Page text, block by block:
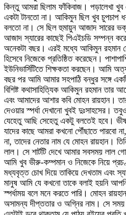
কিন্তু আমরা ছিলাম ফাঁকিবাজ। পড়ালেখা
একটা টানতো না। আকিমুন ছিল খুব চুপচাপ
বলতো না। সে ছিল হুমায়ুন আজাদ সারের
আজাদ স্যারের কাছেই পিএইচডি সম্পন্ন
অনেকটা বছর। এরই মধ্যে আকিমুন রহমান
হিসেবে নিজেকে প্রতিষ্ঠিত করেছেন। পাশাপাশি
ইউনিভার্সিটিতে শিক্ষকতা করছেন। আমি
বছর পর আমি আমার সহপাঠি বন্ধুর সঙ্গে
বিশিষ্ট কথাসাহিত্যিক আকিমুন রহমান তার
এবং আমাদের আশার কবি মোহন রায়হান।
দেওয়ার স্পর্ধা দেখানো খুবই দুঃসাহসের।
যেহেতু আছি সেহেতু একটু বলতেই হবে। ভীষণ
যাদের কাছে আমরা কখনো পৌঁছাতে পারবো
না, তাদের নেতার নাম যে মোহন রায়হান।
লাল। সে শার্টটি দেখে আমার সবসময় লাল
আমি খুব ভীরু-কম্পমান ও নিজেকে নিয়ে
মধ্যবৃত্ত চোখ দিয়ে তাকিয়ে দেখতাম এবং
মানুষ আমি যে কখনো তাকে বলাই হয়নি
স্পর্ধাময় বলে মনে করতে পারি। মোহন
অসামন্য দীপ্ততার ও অগ্নির নাম। সে সময়